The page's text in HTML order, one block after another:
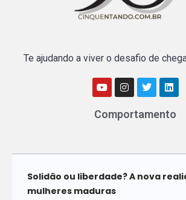
Te ajudando a viver o desafio de
Comportamento
Solidão ou liberdade? A nova
mulheres maduras